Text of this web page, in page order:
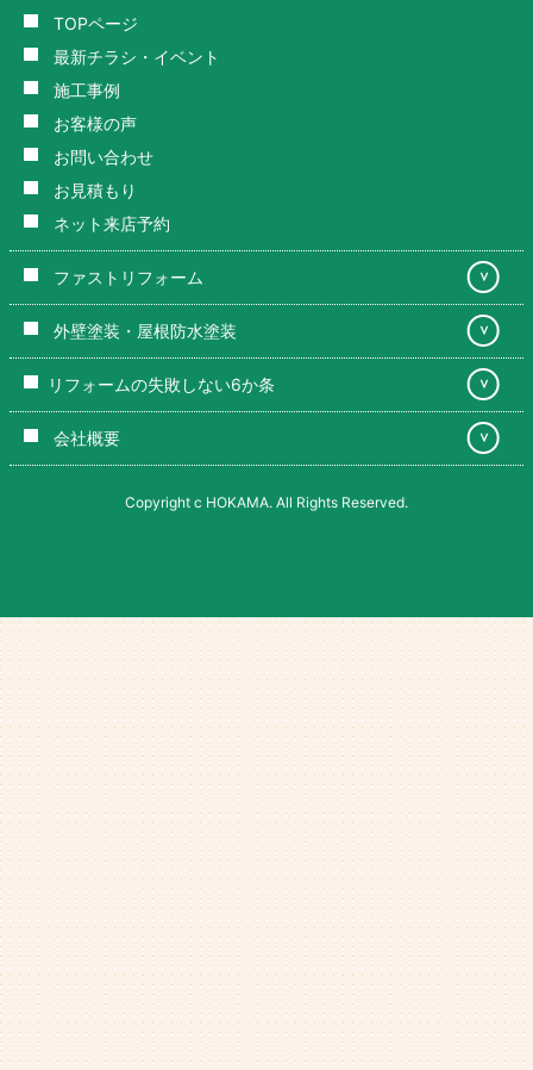
TOPページ
最新チラシ・イベント
施工事例
お客様の声
お問い合わせ
お見積もり
ネット来店予約
ファストリフォーム ＞
外壁塗装・屋根防水塗装 ＞
リフォームの失敗しない6か条 ＞
会社概要 ＞
Copyright c HOKAMA. All Rights Reserved.